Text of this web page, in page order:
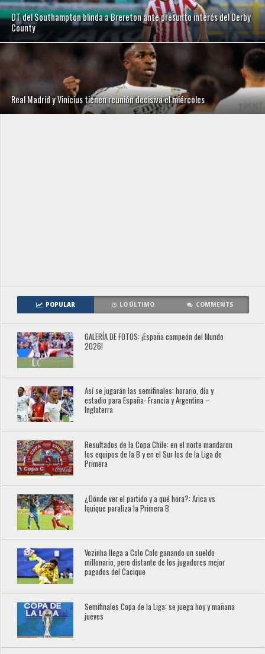
DT del Southampton blinda a Brereton ante presunto interés del Derby
County
Real Madrid y Vinícius tienen reunión decisiva el miércoles
POPULAR LO ÚLTIMO COMMENTS
GALERÍA DE FOTOS: ¡España campeón del Mundo
2026!
Así se jugarán las semifinales: horario, día y
estadio para España- Francia y Argentina –
Inglaterra
Resultados de la Copa Chile: en el norte mandaron
los equipos de la B y en el Sur los de la Liga de
Primera
¿Dónde ver el partido y a qué hora?: Arica vs
Iquique paraliza la Primera B
Vozinha llega a Colo Colo ganando un sueldo
millonario, pero distante de los jugadores mejor
pagados del Cacique
Semifinales Copa de la Liga: se juega hoy y mañana
jueves